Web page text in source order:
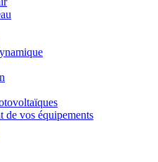
de vos équipements